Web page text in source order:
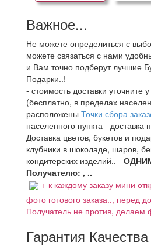
Важное...
Не можете определиться с
можете связаться с нами
и Вам точно подберут лучшие
Подарки..!
- стоимость доставки уточните
(бесплатно, в пределах
расположены Точки сбора
населенного пункта - доставка
Доставка цветов, букетов и
клубники в шоколаде, шаров,
кондитерских изделий.. -
Получателю: , ..
+ к каждому заказу мини
фото готового заказа.., перед
Получатель не против, делаем
Гарантия Качества